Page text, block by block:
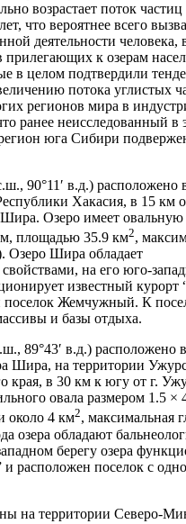
возрастает поток частиц
что вероятнее всего
деятельности человека,
прилегающих к озерам
в целом подтвердили
потока углистых
регионов мира в
ранее неисследованный в
юга Сибири
90°11′ в.д.) расположено
Хакасия, в 15 км
Озеро имеет овальную
площадью 35.9 км2,
Озеро Шира обладает
на его юго-
известный курорт
Жемчужный. К
и базы отдыха.
89°43′ в.д.) расположено
Шира, на территории
края, в 30 км к югу от г.
овала размером 1.5 ×
около 4 км2, максимальная
озера обладают
берегу озера
и расположен поселок с
на территории Северо-